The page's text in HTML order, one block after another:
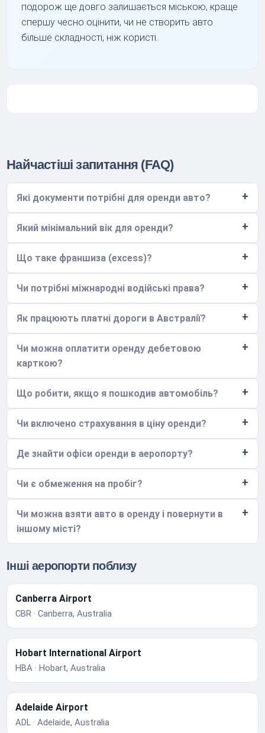
подорож ще довго залишається міською, краще
спершу чесно оцінити, чи не створить авто
більше складності, ніж користі.
Найчастіші запитання (FAQ)
Які документи потрібні для оренди авто?
Який мінімальний вік для оренди?
Що таке франшиза (excess)?
Чи потрібні міжнародні водійські права?
Як працюють платні дороги в Австралії?
Чи можна оплатити оренду дебетовою
карткою?
Що робити, якщо я пошкодив автомобіль?
Чи включено страхування в ціну оренди?
Де знайти офіси оренди в аеропорту?
Чи є обмеження на пробіг?
Чи можна взяти авто в оренду і повернути в
іншому місті?
Інші аеропорти поблизу
Canberra Airport
CBR · Canberra, Australia
Hobart International Airport
HBA · Hobart, Australia
Adelaide Airport
ADL · Adelaide, Australia